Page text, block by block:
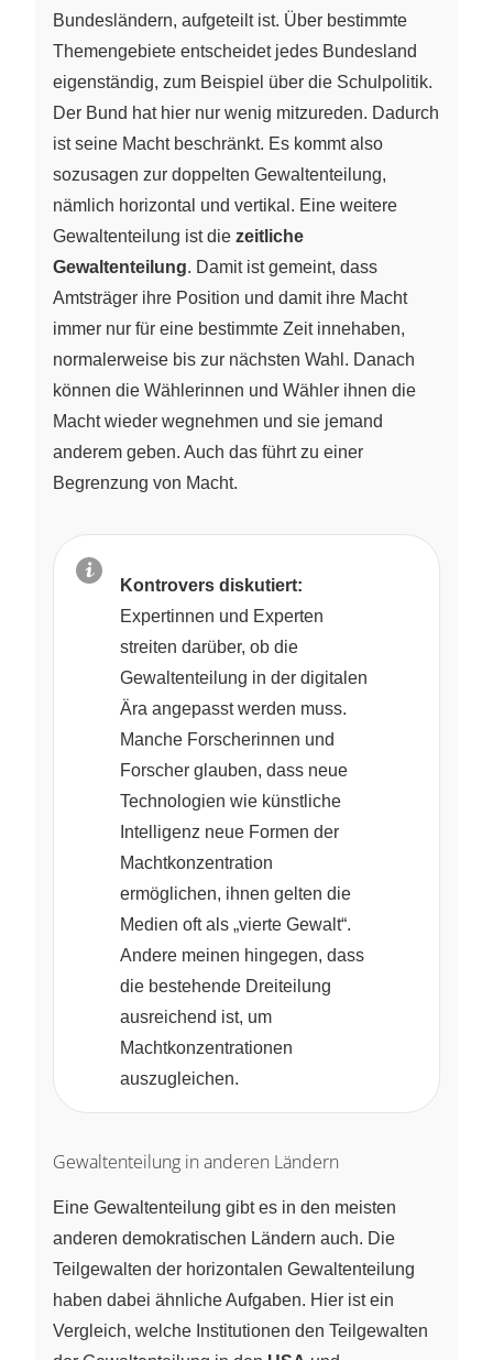
Bundesländern, aufgeteilt ist. Über bestimmte
Themengebiete entscheidet jedes Bundesland
eigenständig, zum Beispiel über die Schulpolitik.
Der Bund hat hier nur wenig mitzureden. Dadurch
ist seine Macht beschränkt. Es kommt also
sozusagen zur doppelten Gewaltenteilung,
nämlich horizontal und vertikal. Eine weitere
Gewaltenteilung ist die zeitliche
Gewaltenteilung. Damit ist gemeint, dass
Amtsträger ihre Position und damit ihre Macht
immer nur für eine bestimmte Zeit innehaben,
normalerweise bis zur nächsten Wahl. Danach
können die Wählerinnen und Wähler ihnen die
Macht wieder wegnehmen und sie jemand
anderem geben. Auch das führt zu einer
Begrenzung von Macht.
Kontrovers diskutiert:
Expertinnen und Experten
streiten darüber, ob die
Gewaltenteilung in der digitalen
Ära angepasst werden muss.
Manche Forscherinnen und
Forscher glauben, dass neue
Technologien wie künstliche
Intelligenz neue Formen der
Machtkonzentration
ermöglichen, ihnen gelten die
Medien oft als „vierte Gewalt“.
Andere meinen hingegen, dass
die bestehende Dreiteilung
ausreichend ist, um
Machtkonzentrationen
auszugleichen.
Gewaltenteilung in anderen Ländern
Eine Gewaltenteilung gibt es in den meisten
anderen demokratischen Ländern auch. Die
Teilgewalten der horizontalen Gewaltenteilung
haben dabei ähnliche Aufgaben. Hier ist ein
Vergleich, welche Institutionen den Teilgewalten